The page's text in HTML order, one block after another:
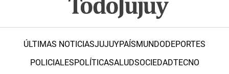
ÚLTIMAS NOTICIASJUJUYPAÍSMUNDODEPORTES
POLICIALESPOLÍTICASALUDSOCIEDADTECNO